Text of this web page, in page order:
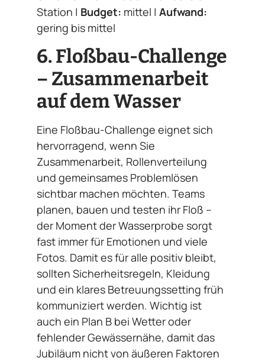
Station | Budget: mittel | Aufwand:
gering bis mittel
6. Floßbau-Challenge
– Zusammenarbeit
auf dem Wasser
Eine Floßbau-Challenge eignet sich
hervorragend, wenn Sie
Zusammenarbeit, Rollenverteilung
und gemeinsames Problemlösen
sichtbar machen möchten. Teams
planen, bauen und testen ihr Floß –
der Moment der Wasserprobe sorgt
fast immer für Emotionen und viele
Fotos. Damit es für alle positiv bleibt,
sollten Sicherheitsregeln, Kleidung
und ein klares Betreuungssetting früh
kommuniziert werden. Wichtig ist
auch ein Plan B bei Wetter oder
fehlender Gewässernähe, damit das
Jubiläum nicht von äußeren Faktoren